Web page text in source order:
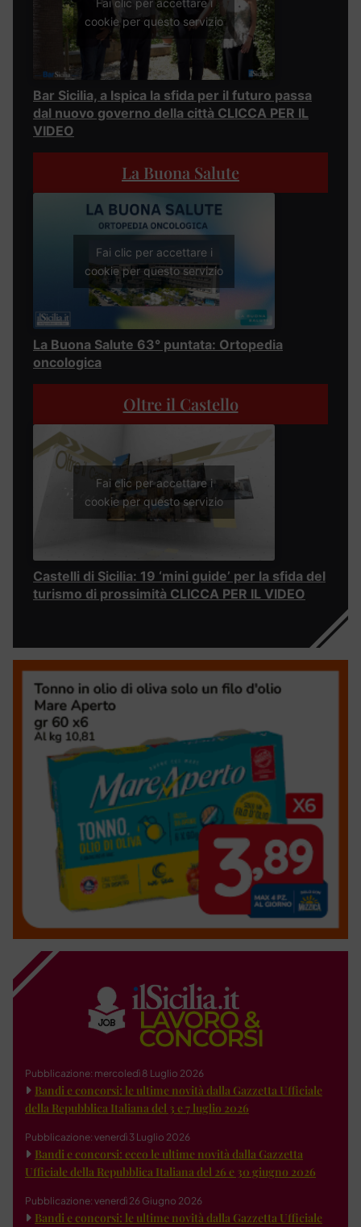
cookie per questo servizio
Bar Sicilia, a Ispica la sfida per il futuro passa
dal nuovo governo della città CLICCA PER IL
VIDEO
La Buona Salute
Fai clic per accettare i
cookie per questo servizio
La Buona Salute 63° puntata: Ortopedia
oncologica
Oltre il Castello
Fai clic per accettare i
cookie per questo servizio
Castelli di Sicilia: 19 ‘mini guide’ per la sfida del
turismo di prossimità CLICCA PER IL VIDEO
Pubblicazione: mercoledì 8 Luglio 2026
Bandi e concorsi: le ultime novità dalla Gazzetta Ufficiale
della Repubblica Italiana del 3 e 7 luglio 2026
Pubblicazione: venerdì 3 Luglio 2026
Bandi e concorsi: ecco le ultime novità dalla Gazzetta
Ufficiale della Repubblica Italiana del 26 e 30 giugno 2026
Pubblicazione: venerdì 26 Giugno 2026
Bandi e concorsi: le ultime novità dalla Gazzetta Ufficiale